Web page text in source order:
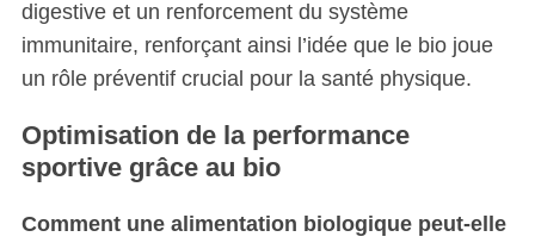
digestive et un renforcement du système
immunitaire, renforçant ainsi l’idée que le bio joue
un rôle préventif crucial pour la santé physique.
Optimisation de la performance
sportive grâce au bio
Comment une alimentation biologique peut-elle